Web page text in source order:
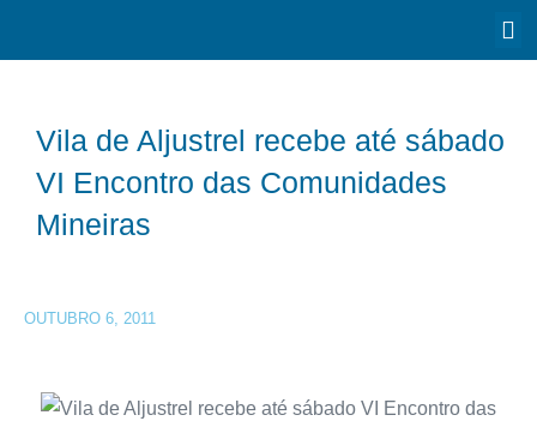
Vila de Aljustrel recebe até sábado
VI Encontro das Comunidades
Mineiras
OUTUBRO 6, 2011